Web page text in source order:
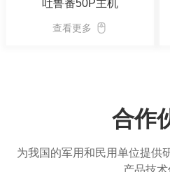
吐鲁番50P主机
查看更多
合作
为我国的军用和民用单位提供
产品技